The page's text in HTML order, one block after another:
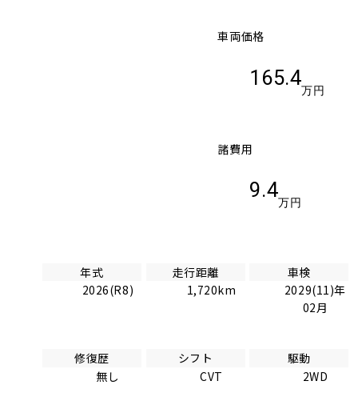
車両価格
165.4
万円
諸費用
9.4
万円
年式
2026(R8)
走行距離
1,720km
車検
2029(11)年
02月
修復歴
無し
シフト
CVT
駆動
2WD